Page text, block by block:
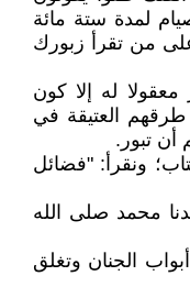
لمدة ستة مائة
من تقرأ زبورك
معقولا له إلا كون
طرقهم العتيقة في
أن تبور.
ونقرأ: "فضائل
محمد صلى الله
الجنان وتغلق